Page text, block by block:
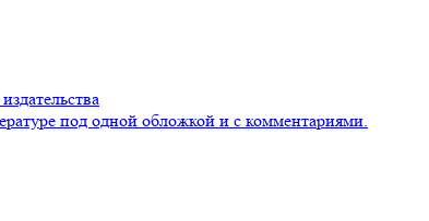
под одной обложкой и с комментариями.